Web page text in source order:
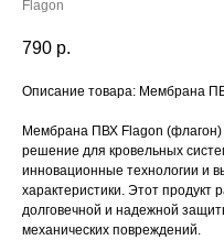
Flagon
790 р.
Описание товара: Мембрана
Мембрана ПВХ Flagon
решение для кровельных
инновационные технологии и
характеристики. Этот продукт
долговечной и надежной
механических повреждений.